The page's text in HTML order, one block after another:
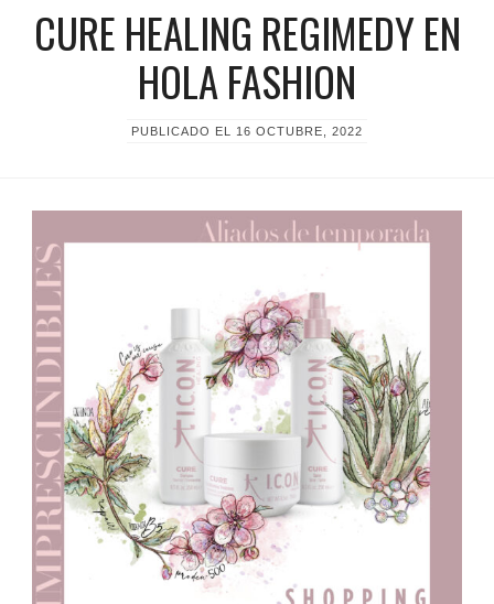
CURE HEALING REGIMEDY EN
HOLA FASHION
PUBLICADO EL 16 OCTUBRE, 2022